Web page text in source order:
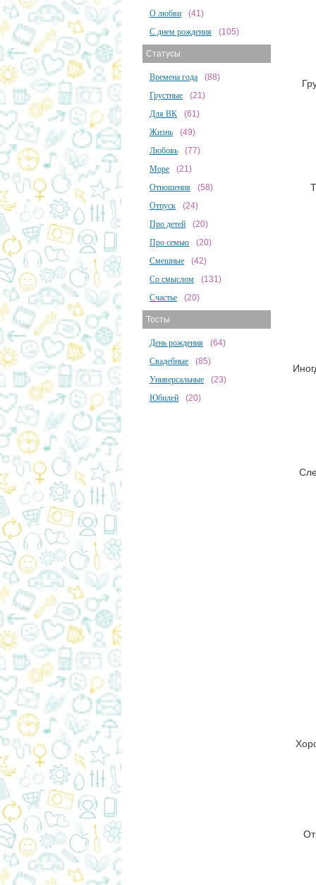
О любви
(41)
С днем рождения
(105)
Статусы
Времена года
(88)
Грустные
(21)
Для ВК
(61)
Жизнь
(49)
Любовь
(77)
Море
(21)
Отношения
(58)
Отпуск
(24)
Про детей
(20)
Про семью
(20)
Смешные
(42)
Со смыслом
(131)
Счастье
(20)
Тосты
День рождения
(64)
Свадебные
(85)
Универсальные
(23)
Юбилей
(20)